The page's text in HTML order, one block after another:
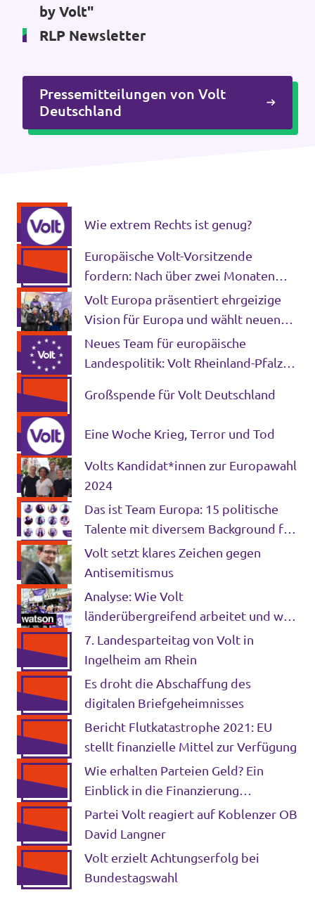
Wie extrem Rechts ist genug?
Europäische Volt-Vorsitzende
fordern: Nach über zwei Monaten
Krieg muss die EU endlich mit einer
Stimme sprechen
Volt Europa präsentiert ehrgeizige
Vision für Europa und wählt neuen
Vorstand
Neues Team für europäische
Landespolitik: Volt Rheinland-Pfalz
Landesvorstand
Großspende für Volt Deutschland
Eine Woche Krieg, Terror und Tod
Volts Kandidat*innen zur Europawahl
2024
Das ist Team Europa: 15 politische
Talente mit diversem Background für
Brüssel
Volt setzt klares Zeichen gegen
Antisemitismus
Analyse: Wie Volt
länderübergreifend arbeitet und wer
sich engagiert
7. Landesparteitag von Volt in
Ingelheim am Rhein
Es droht die Abschaffung des
digitalen Briefgeheimnisses
Bericht Flutkatastrophe 2021: EU
stellt finanzielle Mittel zur Verfügung
Wie erhalten Parteien Geld? Ein
Einblick in die Finanzierung
politischer Organisationen
Partei Volt reagiert auf Koblenzer OB
David Langner
Volt erzielt Achtungserfolg bei
Bundestagswahl
by Volt"
RLP Newsletter
Pressemitteilungen von Volt
Deutschland